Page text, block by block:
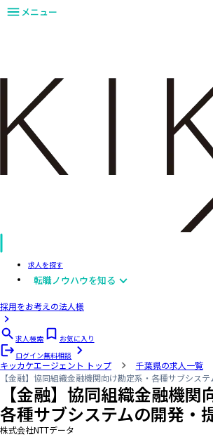
メニュー
求人を探す
転職ノウハウを知る
採用をお考えの法人様
求人検索
お気に入り
ログイン無料相談
キッカケエージェント トップ
千葉県の求人一覧
【金融】協同組織金融機関向け勘定系・各種サブシス
【金融】協同組織金融機関
各種サブシステムの開発・
株式会社NTTデータ